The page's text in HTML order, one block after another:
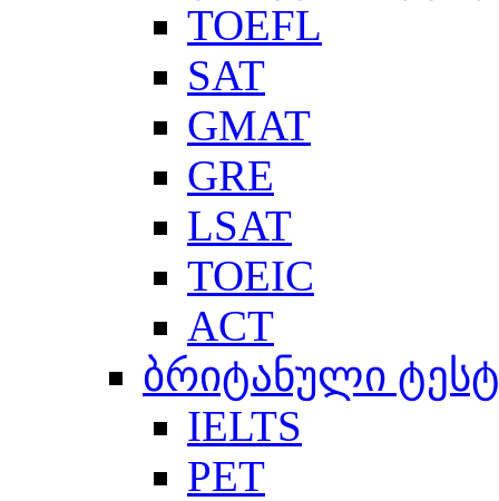
TOEFL
SAT
GMAT
GRE
LSAT
TOEIC
ACT
ბრიტანული
IELTS
PET